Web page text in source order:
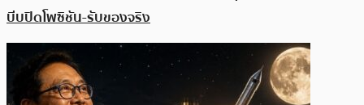
บีบปิดโพซิชัน-รับของจริง